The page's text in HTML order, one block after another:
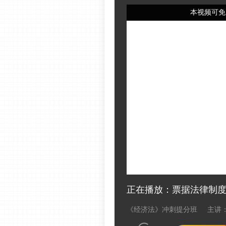
本视频可
正在播放：票据法律制度
《经济法》冲刺提分班 主讲